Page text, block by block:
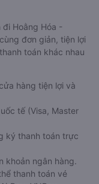
Hoằng Hóa -
đơn giản, tiện lợi
toán khác nhau
hàng tiện lợi và
tế (Visa, Master
ký thanh toán trực
khoản ngân hàng.
thanh toán vé